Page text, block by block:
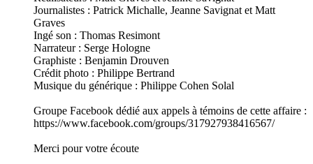
Journalistes : Patrick Michalle, Jeanne Savignat et Matt
Graves
Ingé son : Thomas Resimont
Narrateur : Serge Hologne
Graphiste : Benjamin Drouven
Crédit photo : Philippe Bertrand
Musique du générique : Philippe Cohen Solal
Groupe Facebook dédié aux appels à témoins de cette affaire :
https://www.facebook.com/groups/317927938416567/
Merci pour votre écoute